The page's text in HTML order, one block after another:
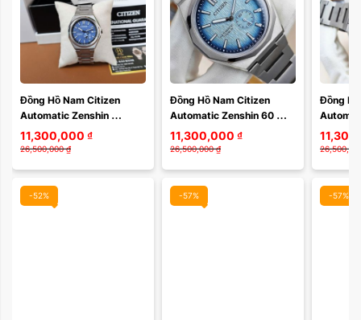
Đồng Hồ Nam Citizen
Automatic Zenshin
Mechanical Super
Titanium NJ0180-80L –
11,300,000 ₫
26,500,000 ₫
Đồng Hồ Nam Citizen
Automatic Zenshin 60
Super Titanium NK5020-
58L – Mặt Xanh Nhạt
11,300,000 ₫
26,500,000 ₫
Đồng
Super
58M –
-52% -57%
Màu mặt:
Xóa
-57%